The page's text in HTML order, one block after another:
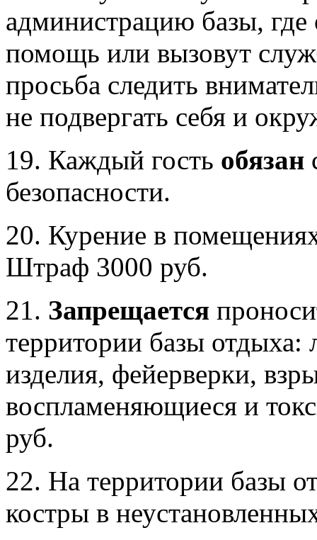
администрацию базы,
помощь или вызовут
просьба следить
не подвергать себя и
19. Каждый гость обязан
безопасности.
20. Курение в
Штраф 3000 руб.
21. Запрещается
территории базы
изделия, фейерверки,
воспламеняющиеся и
руб.
22. На территории базы
костры в